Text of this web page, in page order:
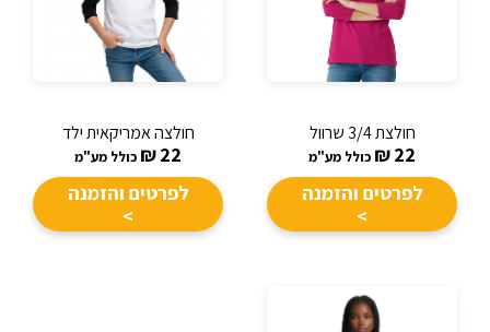
חולצת 3/4 שרוול
22
₪ כולל מע"מ
לפרטים והזמנה
>
חולצה אמריקאית ילד
22
₪ כולל מע"מ
לפרטים והזמנה
>